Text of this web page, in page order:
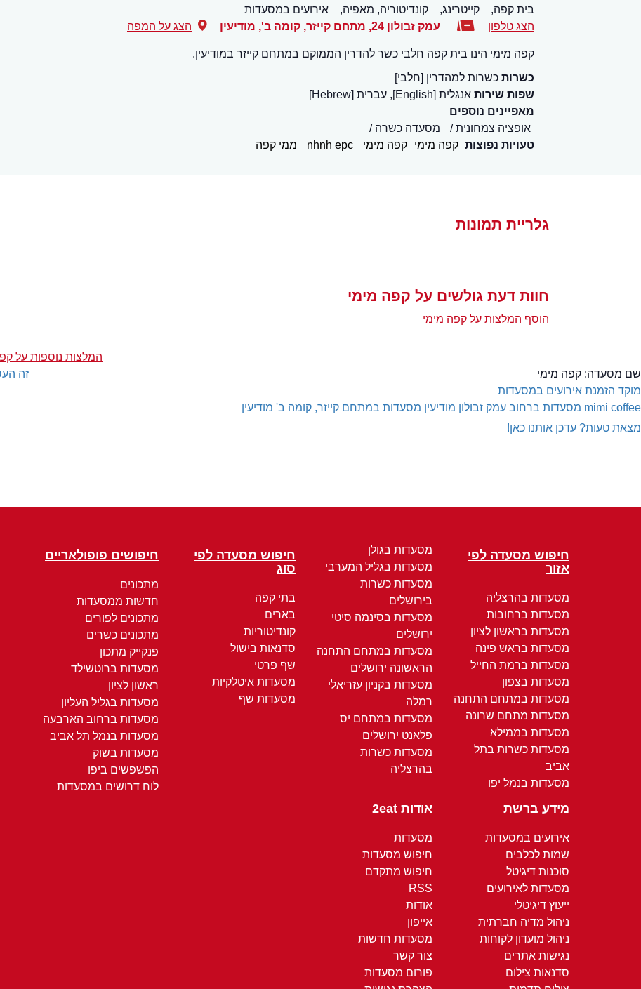
בית קפה, קייטרינג, קונדיטוריה, מאפיה,
אירועים במסעדות
הצג טלפון
עמק זבולון 24, מתחם קייזר, קומה ב' , מודיעין הצג על המפה
קפה מימי הינו בית קפה חלבי כשר להדרין הממוקם במתחם קייזר במודיעין.
כשרות כשרות למהדרין [חלבי]
שפות שירות אנגלית [English], עברית [Hebrew]
מאפיינים נוספים
אופציה צמחונית
מסעדה כשרה
טעויות נפוצות קפה מימי קפה מימי ממי קפה
גלריית תמונות
חוות דעת גולשים על קפה מימי
הוסף המלצות על קפה מימי
המלצות נוספות על
זה שם מסעדה: קפה מימי
מוקד הזמנת אירועים במסעדות
mimi coffee מסעדות ברחוב עמק זבולון מודיעין מסעדות במתחם קייזר, קומה ב' מודיעין
מצאת טעות? עדכן אותנו כאן!
חיפוש מסעדה לפי
אזור
מסעדות בהרצליה
מסעדות ברחובות
מסעדות בראשון לציון
מסעדות בראש פינה
מסעדות ברמת החייל
מסעדות בצפון
מסעדות במתחם התחנה
מסעדות מתחם שרונה
מסעדות בממילא
מסעדות כשרות בתל
אביב
מסעדות בנמל יפו
מסעדות בגולן
מסעדות בגליל המערבי
מסעדות כשרות
בירושלים
מסעדות בסינמה סיטי
ירושלים
מסעדות במתחם התחנה
הראשונה ירושלים
מסעדות בקניון עזריאלי
רמלה
מסעדות במתחם יס
פלאנט ירושלים
מסעדות כשרות
בהרצליה
חיפוש מסעדה לפי
סוג
בתי קפה
בארים
קונדיטוריות
סדנאות בישול
שף פרטי
מסעדות איטלקיות
מסעדות שף
חיפושים פופולאריים
מתכונים
חדשות ממסעדות
מתכונים לפורים
מתכונים כשרים
פנקייק מתכון
מסעדות ברוטשילד
ראשון לציון
מסעדות בגליל העליון
מסעדות ברחוב הארבעה
מסעדות בנמל תל אביב
מסעדות בשוק
הפשפשים ביפו
לוח דרושים במסעדות
מידע ברשת
אירועים במסעדות
שמות לכלבים
סוכנות דיגיטל
מסעדות לאירועים
ייעוץ דיגיטלי
ניהול מדיה חברתית
ניהול מועדון לקוחות
נגישות אתרים
סדנאות צילום
אודות 2eat
מסעדות
חיפוש מסעדות
חיפוש מתקדם
RSS
אודות
אייפון
מסעדות חדשות
צור קשר
פורום מסעדות